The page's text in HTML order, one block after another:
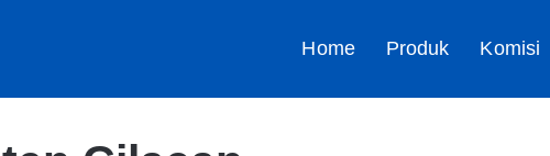
Home Produk Komisi